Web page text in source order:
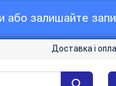
залишайте
Доставка і